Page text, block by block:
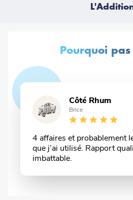
Pourquoi pas
Nom
Côté Rhum
Nom
suffixe
Brice
Commentaire
4 affaires et probablement
que j’ai utilisé. Rapport
imbattable.